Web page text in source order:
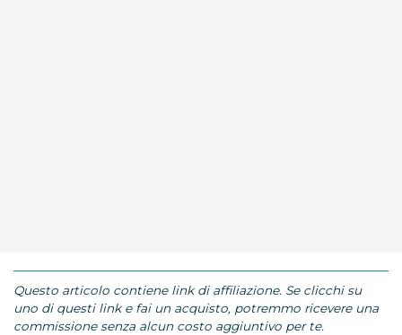
Questo articolo contiene link di affiliazione. Se clicchi su
uno di questi link e fai un acquisto, potremmo ricevere una
commissione senza alcun costo aggiuntivo per te.